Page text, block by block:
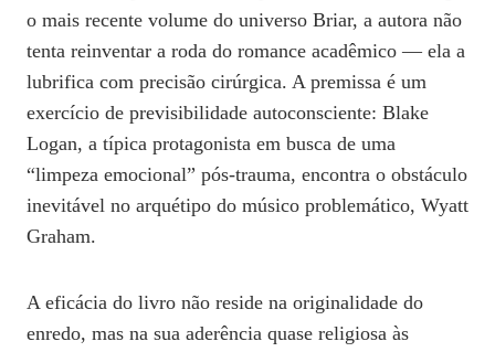
o mais recente volume do universo Briar, a autora não
tenta reinventar a roda do romance acadêmico — ela a
lubrifica com precisão cirúrgica. A premissa é um
exercício de previsibilidade autoconsciente: Blake
Logan, a típica protagonista em busca de uma
“limpeza emocional” pós-trauma, encontra o obstáculo
inevitável no arquétipo do músico problemático, Wyatt
Graham.
A eficácia do livro não reside na originalidade do
enredo, mas na sua aderência quase religiosa às